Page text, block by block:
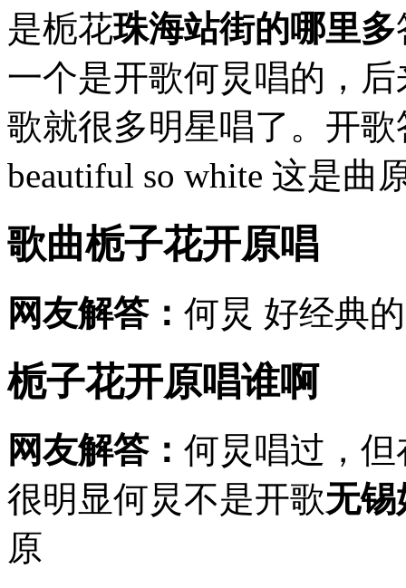
是栀花珠海站街的哪里多
一个是开歌何炅唱的，
歌就很多明星唱了。开
beautiful so white 这是曲
歌曲栀子花开原唱
网友解答： 何炅 好经典的
栀子花开原唱谁啊
网友解答： 何炅唱过，
很明显何炅不是开歌无
原